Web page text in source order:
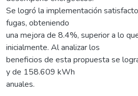
Se logró la implementación
fugas, obteniendo
una mejora de 8.4%, superior a lo
inicialmente. Al analizar los
beneficios de esta propuesta se
y de 158.609 kWh
anuales.